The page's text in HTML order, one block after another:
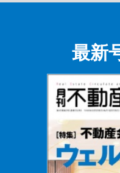
最新